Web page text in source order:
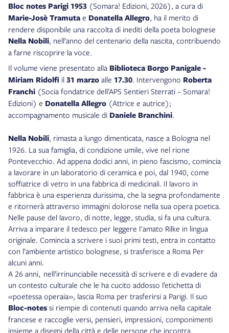
Bloc notes Parigi 1953 (Somara! Edizioni, 2026), a cura di
Marie-Josè Tramuta e Donatella Allegro, ha il merito di
rendere disponibile una raccolta di inediti della poeta bolognese
Nella Nobili, nell’anno del centenario della nascita, contribuendo
a farne riscoprire la voce.
Il volume viene presentato alla Biblioteca Borgo Panigale -
Miriam Ridolfi il 31 marzo alle 17.30. Intervengono Roberta
Franchi (Socia fondatrice dell’APS Sentieri Sterrati – Somara!
Edizioni) e Donatella Allegro (Attrice e autrice);
accompagnamento musicale di Daniele Branchini.
Nella Nobili, rimasta a lungo dimenticata, nasce a Bologna nel
1926. La sua famiglia, di condizione umile, vive nel rione
Pontevecchio. Ad appena dodici anni, in pieno fascismo, comincia
a lavorare in un laboratorio di ceramica e poi, dal 1940, come
soffiatrice di vetro in una fabbrica di medicinali. Il lavoro in
fabbrica è una esperienza durissima, che la segna profondamente
e ritornerà attraverso immagini dolorose nella sua opera poetica.
Nelle pause del lavoro, di notte, legge, studia, si fa una cultura.
Arriva a imparare il tedesco per leggere l'amato Rilke in lingua
originale. Comincia a scrivere i suoi primi testi, entra in contatto
con l’ambiente artistico bolognese, si trasferisce a Roma Per
alcuni anni.
A 26 anni, nell’irrinunciabile necessità di scrivere e di evadere da
un contesto culturale che le ha cucito addosso l’etichetta di
«poetessa operaia», lascia Roma per trasferirsi a Parigi. Il suo
Bloc-notes si riempie di contenuti quando arriva nella capitale
francese e raccoglie versi, pensieri, impressioni, componimenti
insieme a disegni della città e delle persone che incontra.